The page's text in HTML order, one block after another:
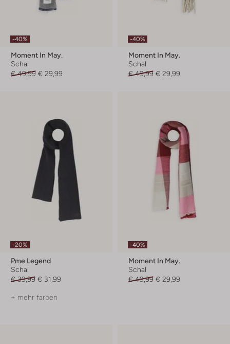
-40%
Moment In May.
Schal
€ 49,99 € 29,99
-40%
Moment In May.
Schal
€ 49,99 € 29,99
-20%
Pme Legend
Schal
€ 39,99 € 31,99
+ mehr farben
-40%
Moment In May.
Schal
€ 49,99 € 29,99